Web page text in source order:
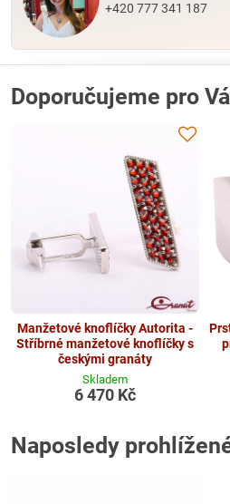
+420 777 341 187
Doporučujeme pro
Manžetové knoflíčky Autorita -
Stříbrné manžetové knoflíčky s
českými granáty
Skladem
6 470 Kč
Naposledy